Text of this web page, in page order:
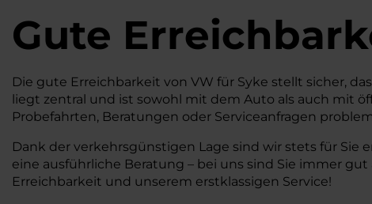
Gute
Die gute Erreichbarkeit von VW für Syke stellt sicher,
liegt zentral und ist sowohl mit dem Auto als auch mit
Probefahrten, Beratungen oder Serviceanfragen
Dank der verkehrsgünstigen Lage sind wir stets für Sie
eine ausführliche Beratung – bei uns sind Sie immer
Erreichbarkeit und unserem erstklassigen Service!